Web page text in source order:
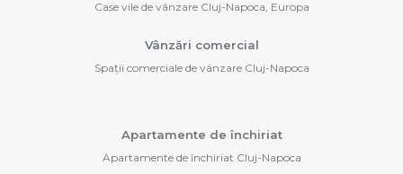
Case vile de vânzare Cluj-Napoca, Europa
Vânzări comercial
Spații comerciale de vânzare Cluj-Napoca
Apartamente de închiriat
Apartamente de închiriat Cluj-Napoca